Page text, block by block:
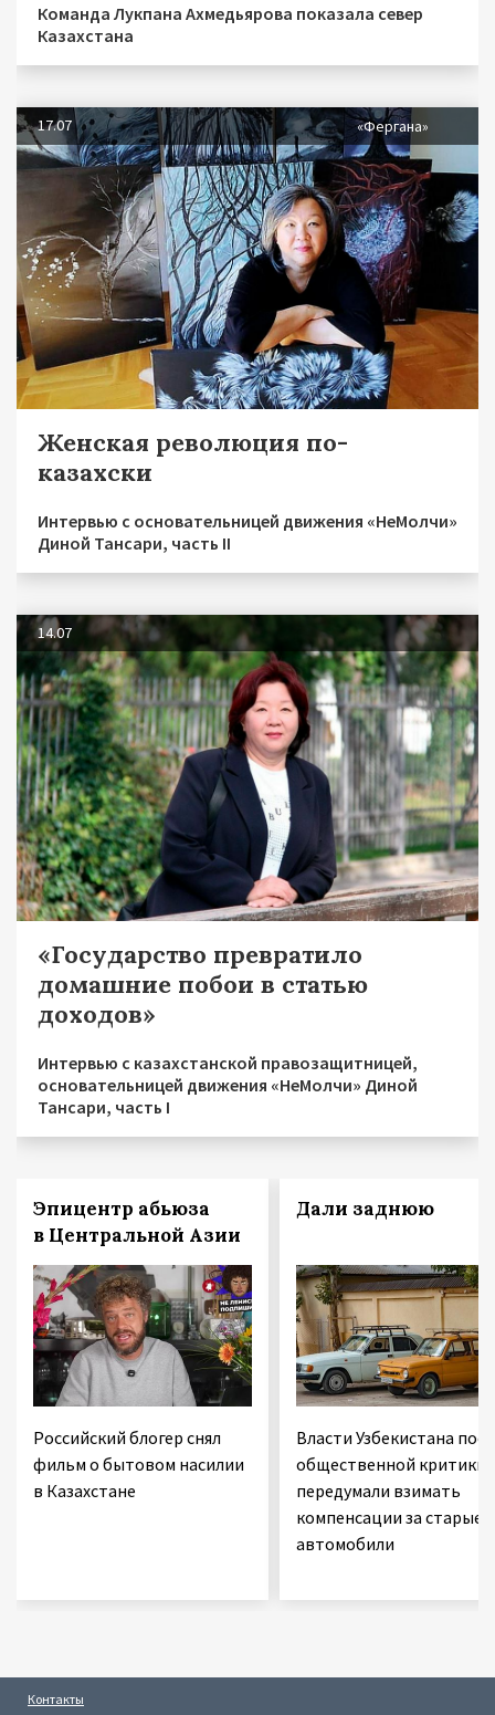
Команда Лукпана Ахмедьярова показала север
Казахстана
17.07 «Фергана»
Женская революция по-
казахски
Интервью с основательницей движения «НеМолчи»
Диной Тансари, часть II
14.07
«Государство превратило
домашние побои в статью
доходов»
Интервью с казахстанской правозащитницей,
основательницей движения «НеМолчи» Диной
Тансари, часть I
Эпицентр абьюза
в Центральной Азии
Российский блогер снял
фильм о бытовом насилии
в Казахстане
Дали заднюю
Власти Узбекистана
общественной критики
передумали взимать
компенсации за старые
автомобили
Контакты